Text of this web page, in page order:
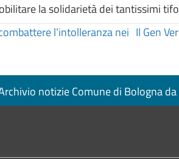
la solidarietà dei tantissimi
l’intolleranza nei Il Gen
notizie Comune di Bologna